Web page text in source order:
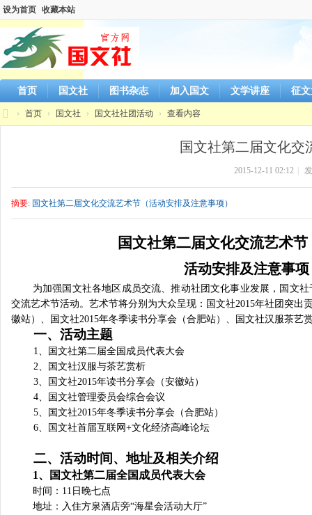
设为首页 收藏本站
首页 国文社 图书杂志 加入国文 文学讲座 征
› 首页 › 国文社 › 国文社社团活动 › 查看内容
国文社第二届文化交
2015-12-11 02:12
摘要: 国文社第二届文化交流艺术节（活动安排及注意事项）
国文社第二届文化交流艺术节
活动安排及注意事项
为加强国文社各地区成员交流、推动社团文化事业发展，国文社
交流艺术节活动。艺术节将分别为大众呈现：国文社2015年社团突出
徽站）、国文社2015年冬季读书分享会（合肥站）、国文社汉服茶艺
一、活动主题
1、国文社第二届全国成员代表大会
2、国文社汉服与茶艺赏析
3、国文社2015年读书分享会（安徽站）
4、国文社管理委员会综合会议
5、国文社2015年冬季读书分享会（合肥站）
6、国文社首届互联网 +文化经济高峰论坛
二、活动时间、地址及相关介绍
1、国文社第二届全国成员代表大会
时间： 11 日晚七点
地址：入住方泉酒店旁“海星会活动大厅”